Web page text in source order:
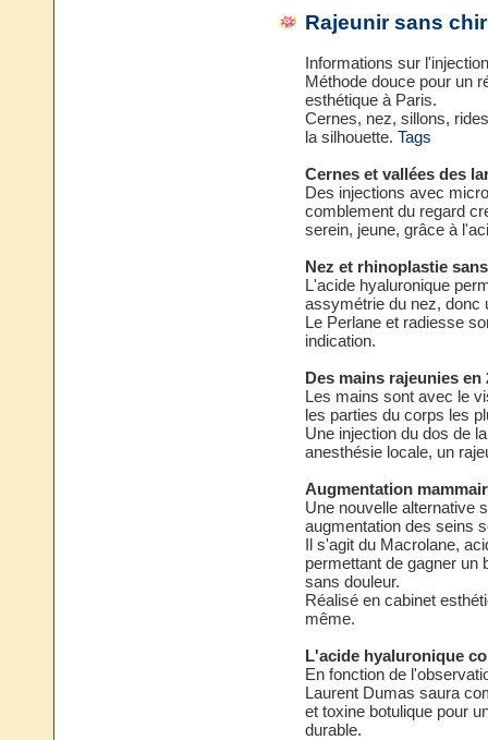
Rajeunir sans
Informations sur
Méthode douce pour un
esthétique à Paris.
Cernes, nez, sillons,
la silhouette. Tags
Cernes et vallées des
Des injections avec
comblement du regard
serein, jeune, grâce à
Nez et rhinoplastie
L'acide hyaluronique
assymétrie du nez, donc
Le Perlane et radiesse
indication.
Des mains rajeunies en
Les mains sont avec le
les parties du corps les
Une injection du dos de
anesthésie locale, un
Augmentation
Une nouvelle alternative
augmentation des seins
Il s'agit du Macrolane,
permettant de gagner un
sans douleur.
Réalisé en cabinet
même.
L'acide hyaluronique
En fonction de
Laurent Dumas saura
et toxine botulique pour
durable.